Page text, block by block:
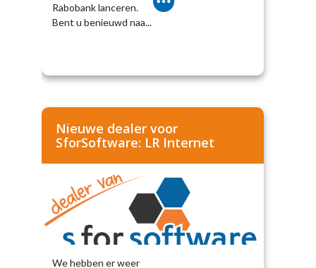
Rabobank lanceren.
Bent u benieuwd naa...
Nieuwe dealer voor
SforSoftware: LR Internet
We hebben er weer